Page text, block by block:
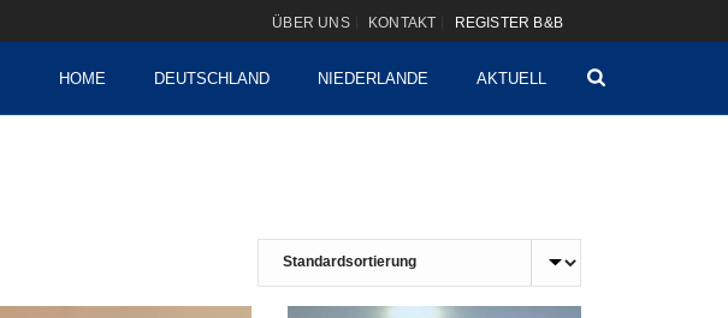
ÜBER UNS KONTAKT REGISTER B&B
HOME DEUTSCHLAND NIEDERLANDE AKTUELL